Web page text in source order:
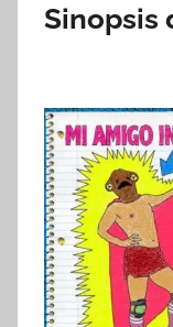
Sinopsis